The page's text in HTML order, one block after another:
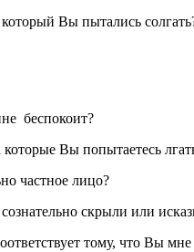
Вы пытались
беспокоит?
Вы попытаетесь
частное лицо?
скрыли или
тому, что Вы мне